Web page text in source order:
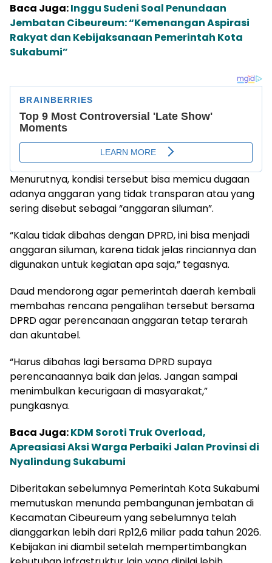
Baca Juga:Inggu Sudeni Soal Penundaan
Jembatan Cibeureum: “Kemenangan Aspirasi
Rakyat dan Kebijaksanaan Pemerintah Kota
Sukabumi”
Menurutnya, kondisi tersebut bisa memicu dugaan
adanya anggaran yang tidak transparan atau yang
sering disebut sebagai “anggaran siluman”.
“Kalau tidak dibahas dengan DPRD, ini bisa menjadi
anggaran siluman, karena tidak jelas rinciannya dan
digunakan untuk kegiatan apa saja,” tegasnya.
Daud mendorong agar pemerintah daerah kembali
membahas rencana pengalihan tersebut bersama
DPRD agar perencanaan anggaran tetap terarah
dan akuntabel.
“Harus dibahas lagi bersama DPRD supaya
perencanaannya baik dan jelas. Jangan sampai
menimbulkan kecurigaan di masyarakat,”
pungkasnya.
Baca Juga:KDM Soroti Truk Overload,
Apreasiasi Aksi Warga Perbaiki Jalan Provinsi di
Nyalindung Sukabumi
Diberitakan sebelumnya Pemerintah Kota Sukabumi
memutuskan menunda pembangunan jembatan di
Kecamatan Cibeureum yang sebelumnya telah
dianggarkan lebih dari Rp12,6 miliar pada tahun 2026.
Kebijakan ini diambil setelah mempertimbangkan